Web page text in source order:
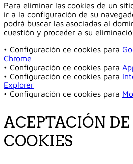
Para eliminar las cookies de un
ir a la configuración de su
podrá buscar las asociadas al
cuestión y proceder a su
• Configuración de cookies para
Chrome
• Configuración de cookies para
• Configuración de cookies para
Explorer
• Configuración de cookies para
ACEPTACIÓN DE
COOKIES